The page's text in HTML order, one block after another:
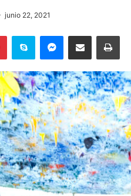
junio 22, 2021
PinterestSkype MessengerCompartir por correo electrónico